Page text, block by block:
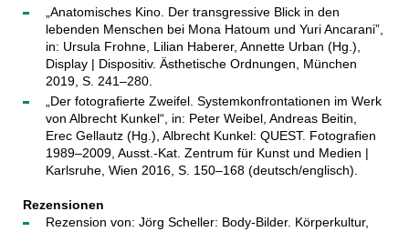
„Anatomisches Kino. Der transgressive Blick in den
lebenden Menschen bei Mona Hatoum und Yuri Ancarani”,
in: Ursula Frohne, Lilian Haberer, Annette Urban (Hg.),
Display | Dispositiv. Ästhetische Ordnungen, München
2019, S. 241–280.
„Der fotografierte Zweifel. Systemkonfrontationen im Werk
von Albrecht Kunkel“, in: Peter Weibel, Andreas Beitin,
Erec Gellautz (Hg.), Albrecht Kunkel: QUEST. Fotografien
1989–2009, Ausst.-Kat. Zentrum für Kunst und Medien |
Karlsruhe, Wien 2016, S. 150–168 (deutsch/englisch).
Rezensionen
Rezension von: Jörg Scheller: Body-Bilder. Körperkultur,